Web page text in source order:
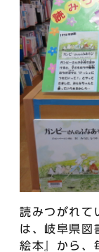
読みつがれて
は、岐阜県図
絵本』から、